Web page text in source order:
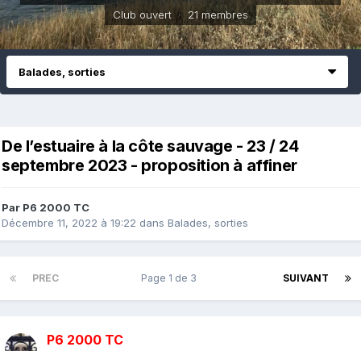
Club ouvert · 21 membres
Balades, sorties
De l’estuaire à la côte sauvage - 23 / 24
septembre 2023 - proposition à affiner
Par P6 2000 TC
Décembre 11, 2022 à 19:22 dans Balades, sorties
PREC SUIVANT
Page 1 de 3
P6 2000 TC